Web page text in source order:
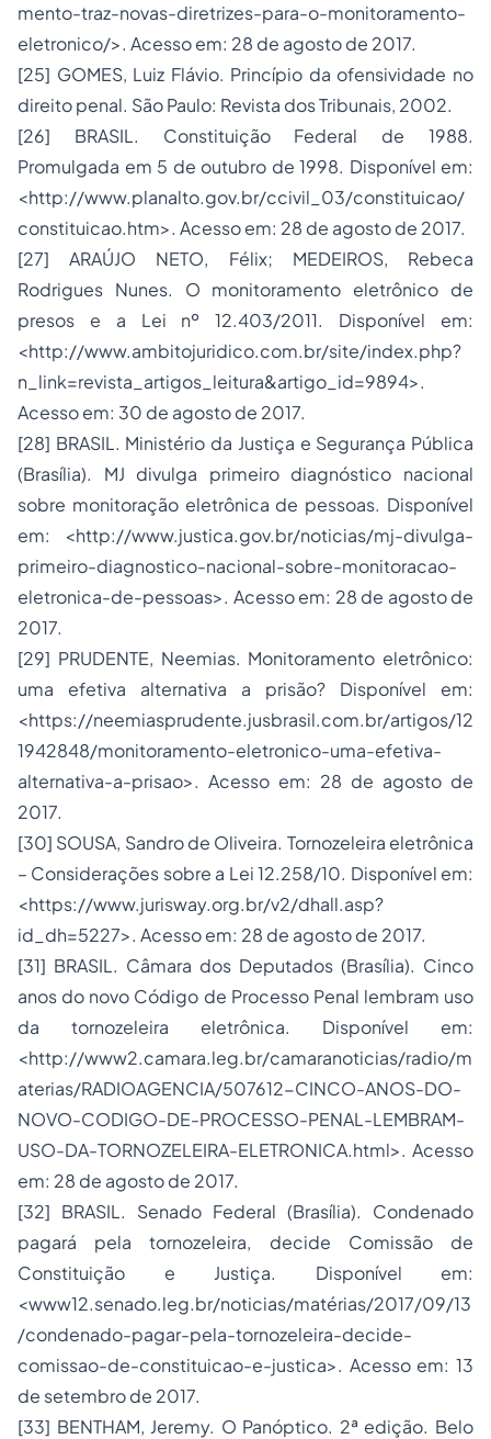
mento-traz-novas-diretrizes-para-o-monitoramento-
eletronico/>. Acesso em: 28 de agosto de 2017.
[25] GOMES, Luiz Flávio. Princípio da ofensividade no
direito penal. São Paulo: Revista dos Tribunais, 2002.
[26] BRASIL. Constituição Federal de 1988.
Promulgada em 5 de outubro de 1998. Disponível em:
<http://www.planalto.gov.br/ccivil_03/constituicao/
constituicao.htm>. Acesso em: 28 de agosto de 2017.
[27] ARAÚJO NETO, Félix; MEDEIROS, Rebeca
Rodrigues Nunes. O monitoramento eletrônico de
presos e a Lei nº 12.403/2011. Disponível em:
<http://www.ambitojuridico.com.br/site/index.php?
n_link=revista_artigos_leitura&artigo_id=9894>.
Acesso em: 30 de agosto de 2017.
[28] BRASIL. Ministério da Justiça e Segurança Pública
(Brasília). MJ divulga primeiro diagnóstico nacional
sobre monitoração eletrônica de pessoas. Disponível
em: <http://www.justica.gov.br/noticias/mj-divulga-
primeiro-diagnostico-nacional-sobre-monitoracao-
eletronica-de-pessoas>. Acesso em: 28 de agosto de
2017.
[29] PRUDENTE, Neemias. Monitoramento eletrônico:
uma efetiva alternativa a prisão? Disponível em:
<https://neemiasprudente.jusbrasil.com.br/artigos/12
1942848/monitoramento-eletronico-uma-efetiva-
alternativa-a-prisao>. Acesso em: 28 de agosto de
2017.
[30] SOUSA, Sandro de Oliveira. Tornozeleira eletrônica
– Considerações sobre a Lei 12.258/10. Disponível em:
<https://www.jurisway.org.br/v2/dhall.asp?
id_dh=5227>. Acesso em: 28 de agosto de 2017.
[31] BRASIL. Câmara dos Deputados (Brasília). Cinco
anos do novo Código de Processo Penal lembram uso
da tornozeleira eletrônica. Disponível em:
<http://www2.camara.leg.br/camaranoticias/radio/m
aterias/RADIOAGENCIA/507612-CINCO-ANOS-DO-
NOVO-CODIGO-DE-PROCESSO-PENAL-LEMBRAM-
USO-DA-TORNOZELEIRA-ELETRONICA.html>. Acesso
em: 28 de agosto de 2017.
[32] BRASIL. Senado Federal (Brasília). Condenado
pagará pela tornozeleira, decide Comissão de
Constituição e Justiça. Disponível em:
<www12.senado.leg.br/noticias/matérias/2017/09/13
/condenado-pagar-pela-tornozeleira-decide-
comissao-de-constituicao-e-justica>. Acesso em: 13
de setembro de 2017.
[33] BENTHAM, Jeremy. O Panóptico. 2ª edição. Belo